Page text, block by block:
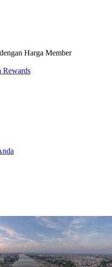
Harga Member
Rewards